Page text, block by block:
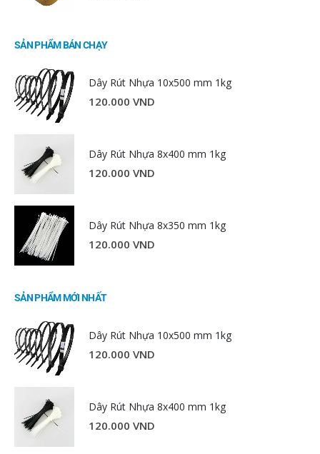
SẢN PHẨM BÁN CHẠY
Dây Rút Nhựa 10x500 mm 1kg
120.000 VND
Dây Rút Nhựa 8x400 mm 1kg
120.000 VND
Dây Rút Nhựa 8x350 mm 1kg
120.000 VND
SẢN PHẨM MỚI NHẤT
Dây Rút Nhựa 10x500 mm 1kg
120.000 VND
Dây Rút Nhựa 8x400 mm 1kg
120.000 VND